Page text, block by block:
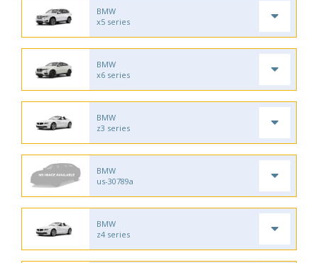
BMW
x5 series
BMW
x6 series
BMW
z3 series
BMW
us-30789a
BMW
z4 series